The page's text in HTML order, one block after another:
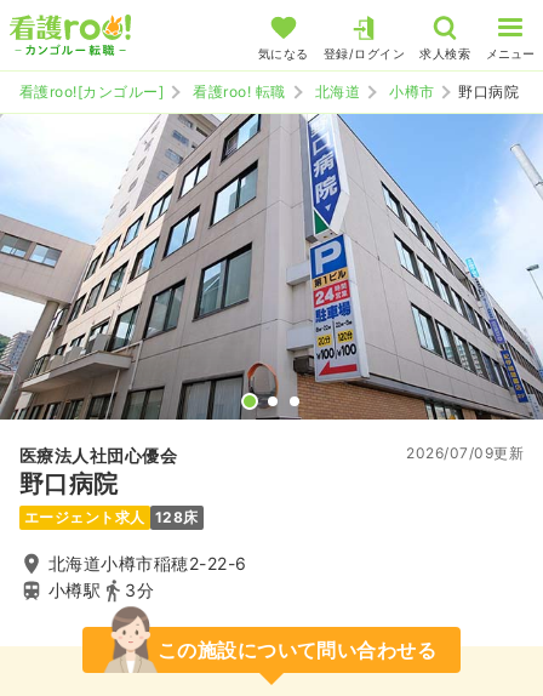
気になる 登録/ログイン 求人検索 メニュー
看護roo![カンゴルー] 看護roo! 転職 北海道 小樽市 野口病院
医療法人社団心優会
野口病院
2026/07/09更新
エージェント求人 128床
北海道小樽市稲穂2-22-6
小樽駅
3分
この施設について問い合わせる